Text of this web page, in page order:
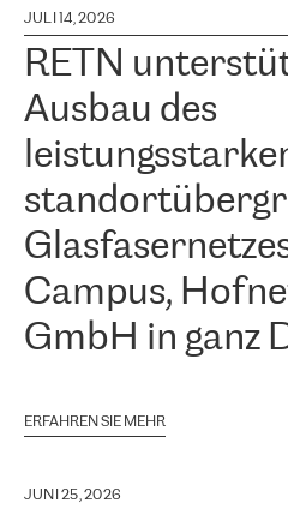
JULI 14, 2026
RETN
Ausbau des
Campus,
GmbH in ganz
ERFAHREN SIE MEHR
JUNI 25, 2026